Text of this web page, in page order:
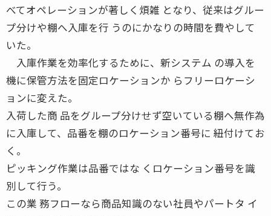
べてオペレーションが著しく煩雑 となり、従来はグルー
プ分けや棚へ入庫を行 うのにかなりの時間を費やして
いた。
入庫作業を効率化するために、新システム の導入を
機に保管方法を固定ロケーションか らフリーロケーシ
ョンに変えた。
入荷した商 品をグループ分けせず空いている棚へ無作為
に入庫して、品番を棚のロケーション番号に 紐付けてお
く。
ピッキング作業は品番ではな くロケーション番号を識
別して行う。
この業 務フローなら商品知識のない社員やパートタ イ